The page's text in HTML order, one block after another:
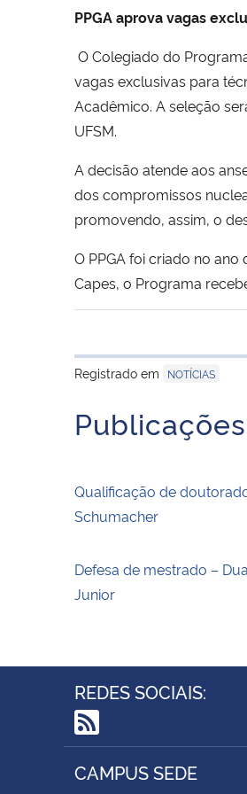
PPGA aprova vagas
O Colegiado do
vagas exclusivas para
Acadêmico. A seleção
UFSM.
A decisão atende aos
dos compromissos
promovendo, assim, o
O PPGA foi criado no
Capes, o Programa
Registrado em
NOTÍCIAS
Qualificação de
Schumacher
Defesa de mestrado –
Junior
REDES SOCIAIS:
RSS
CAMPUS SEDE